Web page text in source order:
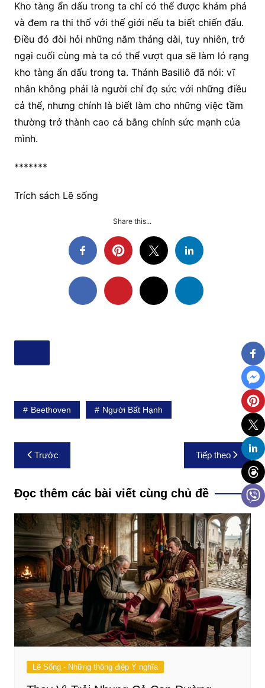
Kho tàng ẩn dấu trong ta chỉ có thể được khám phá
và đem ra thi thố với thế giới nếu ta biết chiến đấu.
Điều đó đòi hỏi những năm tháng dài, tuy nhiên, trở
ngại cuối cùng mà ta có thể vượt qua sẽ làm ló rạng
kho tàng ẩn dấu trong ta. Thánh Basiliô đã nói: vĩ
nhân không phải là người chỉ đọ sức với những điều
cả thể, nhưng chính là biết làm cho những việc tầm
thường trở thành cao cả bằng chính sức mạnh của
mình.
*******
Trích sách Lẽ sống
Share this...
Beethoven Người Bất Hạnh
Điều
hướng
bài
viết
Trước Tiếp theo
Đọc thêm các bài viết cùng chủ đề
Lẽ Sống - Những thông điệp Ý nghĩa